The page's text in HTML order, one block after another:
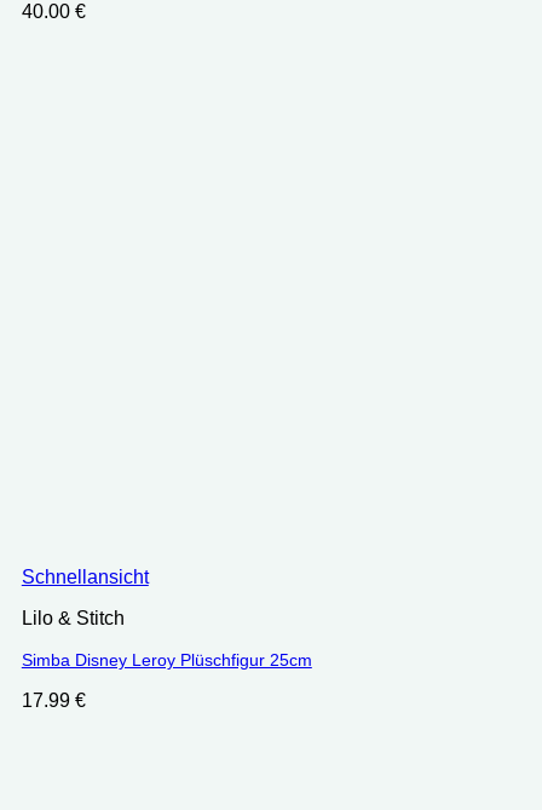
40.00 €
Schnellansicht
Lilo & Stitch
Simba Disney Leroy Plüschfigur 25cm
17.99 €